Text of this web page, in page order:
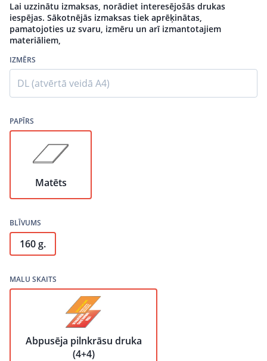
Lai uzzinātu izmaksas, norādiet interesējošās drukas
iespējas. Sākotnējās izmaksas tiek aprēķinātas,
pamatojoties uz svaru, izmēru un arī izmantotajiem
materiāliem,
IZMĒRS
DL (atvērtā veidā А4)
PAPĪRS
Matēts
BLĪVUMS
160 g.
MALU SKAITS
Abpusēja pilnkrāsu druka
(4+4)